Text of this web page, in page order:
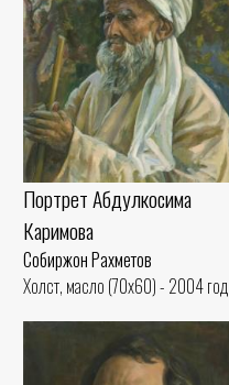
Портрет Абдулкосима
Каримова
Собиржон Рахметов
Холст, масло (70x60) - 2004 год